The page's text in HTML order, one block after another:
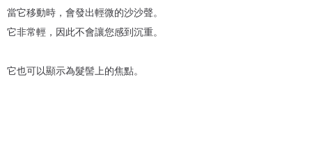
當它移動時，會發出輕微的沙沙聲。
它非常輕，因此不會讓您感到沉重。
它也可以顯示為髮髻上的焦點。